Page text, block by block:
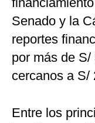
Senado y la
reportes
por más de
cercanos a S/
Entre los